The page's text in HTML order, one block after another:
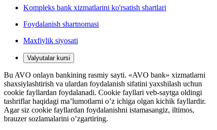
Kompleks bank xizmatlarini ko'rsatish shartlari
Foydalanish shartnomasi
Maxfiylik siyosati
Valyutalar kursi
Bu AVO onlayn bankining rasmiy sayti. «AVO bank» xizmatlarni
shaxsiylashtirish va ulardan foydalanish sifatini yaxshilash uchun
cookie fayllardan foydalanadi. Cookie fayllari veb-saytga oldingi
tashriflar haqidagi ma’lumotlarni o’z ichiga olgan kichik fayllardir.
Agar siz cookie fayllardan foydalanishni istamasangiz, iltimos,
brauzer sozlamalarini o’zgartiring.